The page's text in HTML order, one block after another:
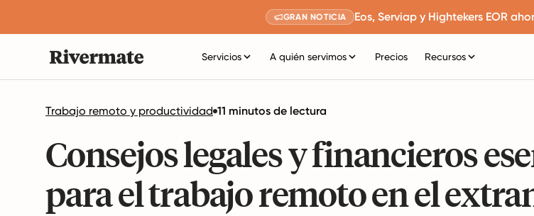
GRAN NOTICIA Eos, Serviap y Hightekers EOR
Servicios A quién servimos Precios Recursos
Trabajo remoto y productividad 11 minutos de lectura
Consejos legales y financieros
para el trabajo remoto en el